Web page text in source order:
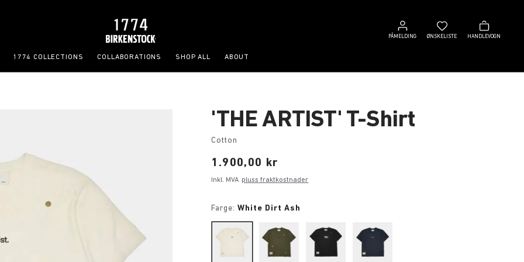
PÅMELDING
Påmelding
ØNSKELISTE
Ønskeliste
HANDLEVOGN
Handlevogn
1774 COLLECTIONS COLLABORATIONS SHOP ALL ABOUT
'THE ARTIST' T-Shirt
Cotton
Price:
1.900,00 kr
Inkl. MVA pluss fraktkostnader
Farge:White Dirt Ash